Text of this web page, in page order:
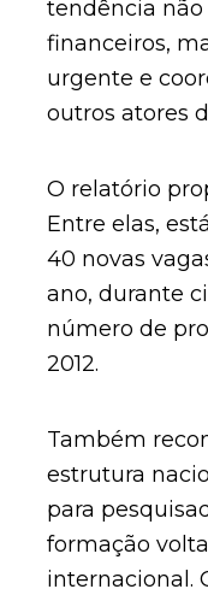
tendência
financeiros,
urgente e
outros atores
O relatório
Entre elas,
40 novas
ano, durante
número de
2012.
Também
estrutura
para
formação
internacional.